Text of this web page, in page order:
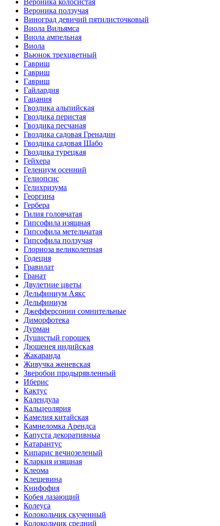
Вероника ползучая
Виноград девичий пятилисточковый
Виола Вильямса
Виола ампельная
Виола
Вьюнок трехцветный
Гавриш
Гавриш
Гавриш
Гайлардия
Гацания
Гвоздика альпийская
Гвоздика перистая
Гвоздика песчаная
Гвоздика садовая Гренадин
Гвоздика садовая Шабо
Гвоздика турецкая
Гейхера
Гелениум осенний
Гелиопсис
Гелихризума
Георгина
Гербера
Гилия головчатая
Гипсофила изящная
Гипсофила метельчатая
Гипсофила ползучая
Глориоза великолепная
Годеция
Гравилат
Гранат
Двулетние цветы
Дельфиниум Аякс
Дельфиниум
Джефферсонии сомнительные
Диморфотека
Дурман
Душистый горошек
Дюшенея индийская
Жакаранда
Живучка женевская
Зверобои продырявленный
Иберис
Кактус
Календула
Кальцеолярия
Камелия китайская
Камнеломка Арендса
Капуста декоративныа
Катарантус
Кипарис вечнозеленый
Кларкия изящная
Клеома
Клещевина
Книфофия
Кобея лазающий
Колеуса
Колокольчик скученный
Колокольчик средний